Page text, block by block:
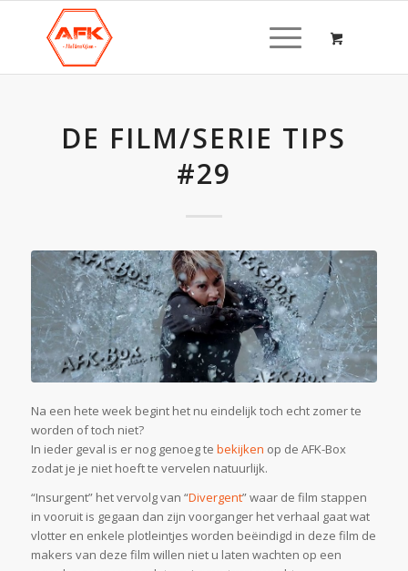
DE FILM/SERIE TIPS
#29
Na een hete week begint het nu eindelijk toch echt zomer te
worden of toch niet?
In ieder geval is er nog genoeg te bekijken op de AFK-Box
zodat je je niet hoeft te vervelen natuurlijk.
“Insurgent” het vervolg van “Divergent” waar de film stappen
in vooruit is gegaan dan zijn voorganger het verhaal gaat wat
vlotter en enkele plotleintjes worden beëindigd in deze film de
makers van deze film willen niet u laten wachten op een